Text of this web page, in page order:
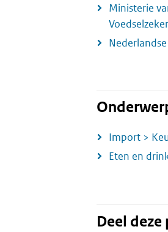
Ministerie
Import >
Eten en
Deel deze